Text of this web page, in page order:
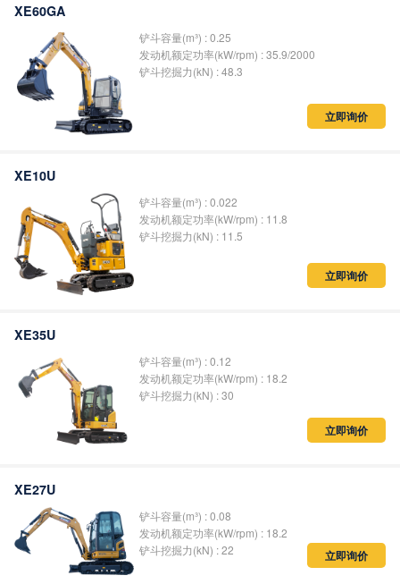
XE60GA
铲斗容量(m³) : 0.25
发动机额定功率(kW/rpm) : 35.9/2000
铲斗挖掘力(kN) : 48.3
立即询价
XE10U
铲斗容量(m³) : 0.022
发动机额定功率(kW/rpm) : 11.8
铲斗挖掘力(kN) : 11.5
立即询价
XE35U
铲斗容量(m³) : 0.12
发动机额定功率(kW/rpm) : 18.2
铲斗挖掘力(kN) : 30
立即询价
XE27U
铲斗容量(m³) : 0.08
发动机额定功率(kW/rpm) : 18.2
铲斗挖掘力(kN) : 22
立即询价